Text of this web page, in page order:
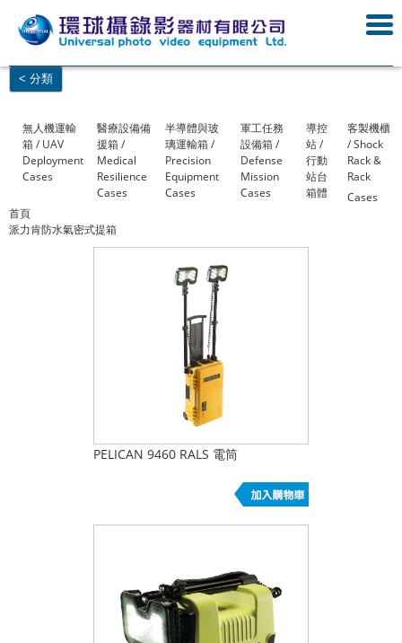
< 分類
無人機運輸
箱 / UAV
Deployment
Cases
醫療設備備
援箱 /
Medical
Resilience
Cases
半導體與玻
璃運輸箱 /
Precision
Equipment
Cases
軍工任務
設備箱 /
Defense
Mission
Cases
導控
站 /
行動
站台
箱體
客製機櫃
/ Shock
Rack &
Rack
Cases
首頁
派力肯防水氣密式提箱
PELICAN 9460 RALS 電筒